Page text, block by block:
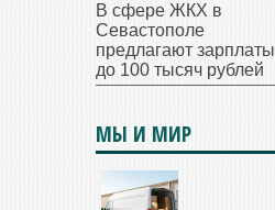
В сфере ЖКХ в
Севастополе
предлагают зарплаты
до 100 тысяч рублей
МЫ И МИР